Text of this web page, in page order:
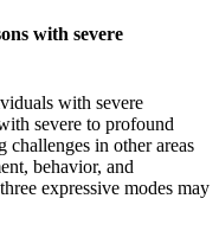
with severe
with severe
severe to profound
challenges in other areas
behavior, and
expressive modes may